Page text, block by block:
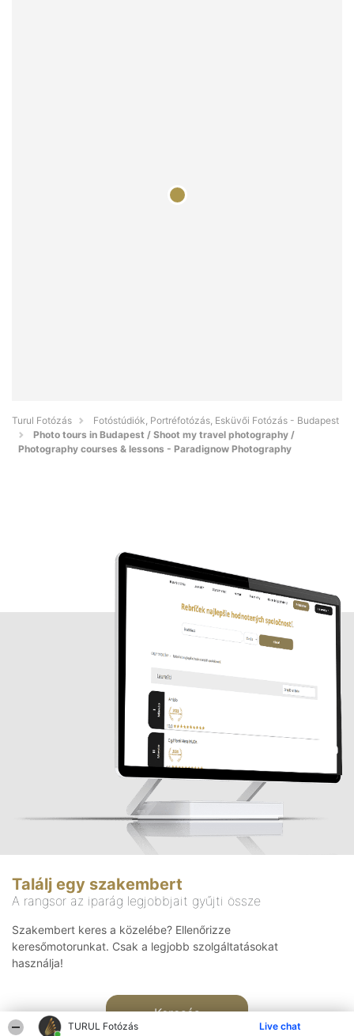
TURUL Fotózás Live chat
Turul Fotózás
Fotóstúdiók, Portréfotózás, Esküvői Fotózás - Budapest
Photo tours in Budapest / Shoot my travel photography /
Photography courses & lessons - Paradignow Photography
Találj egy szakembert
A rangsor az iparág legjobbjait gyűjti össze
Szakembert keres a közelébe? Ellenőrizze
keresőmotorunkat. Csak a legjobb szolgáltatásokat
használja!
Keresés